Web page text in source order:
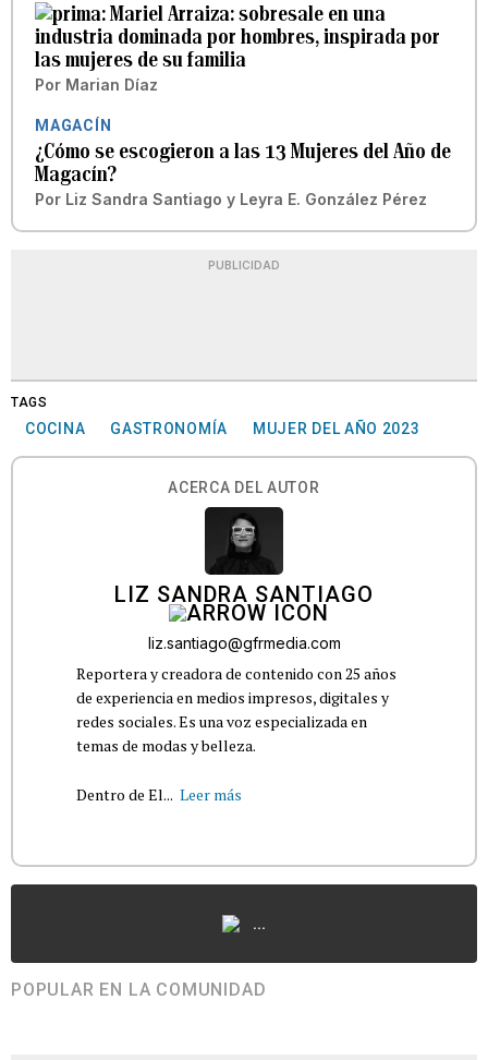
Mariel Arraiza: sobresale en una
industria dominada por hombres, inspirada por
las mujeres de su familia
Por Marian Díaz
MAGACÍN
¿Cómo se escogieron a las 13 Mujeres del Año de
Magacín?
Por Liz Sandra Santiago y Leyra E. González Pérez
PUBLICIDAD
TAGS
COCINA GASTRONOMÍA MUJER DEL AÑO 2023
ACERCA DEL AUTOR
LIZ SANDRA SANTIAGO
liz.santiago@gfrmedia.com
Reportera y creadora de contenido con 25 años
de experiencia en medios impresos, digitales y
redes sociales. Es una voz especializada en
temas de modas y belleza.
Dentro de El... Leer más
...
POPULAR EN LA COMUNIDAD